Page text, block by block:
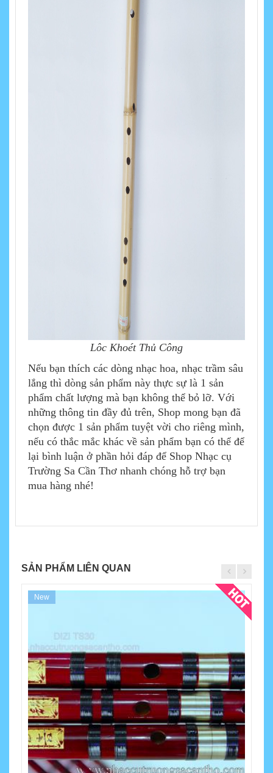
Lôc Khoét Thủ Công
Nếu bạn thích các dòng nhạc hoa, nhạc trầm sâu
lắng thì dòng sản phẩm này thực sự là 1 sản
phẩm chất lượng mà bạn không thể bỏ lỡ. Với
những thông tin đầy đủ trên, Shop mong bạn đã
chọn được 1 sản phẩm tuyệt vời cho riêng mình,
nếu có thắc mắc khác về sản phẩm bạn có thể để
lại bình luận ở phần hỏi đáp để Shop Nhạc cụ
Trường Sa Cần Thơ nhanh chóng hỗ trợ bạn
mua hàng nhé!
SẢN PHẨM LIÊN QUAN
New